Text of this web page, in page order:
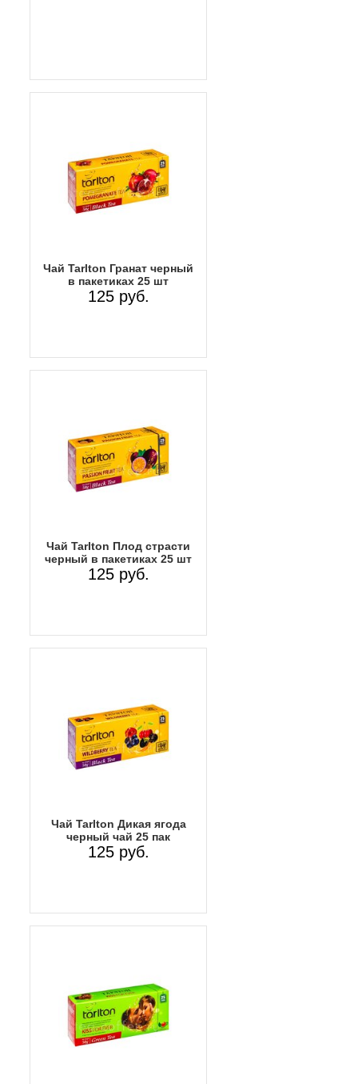
Чай Tarlton Гранат черный
в пакетиках 25 шт
125 руб.
Чай Tarlton Плод страсти
черный в пакетиках 25 шт
125 руб.
Чай Tarlton Дикая ягода
черный чай 25 пак
125 руб.